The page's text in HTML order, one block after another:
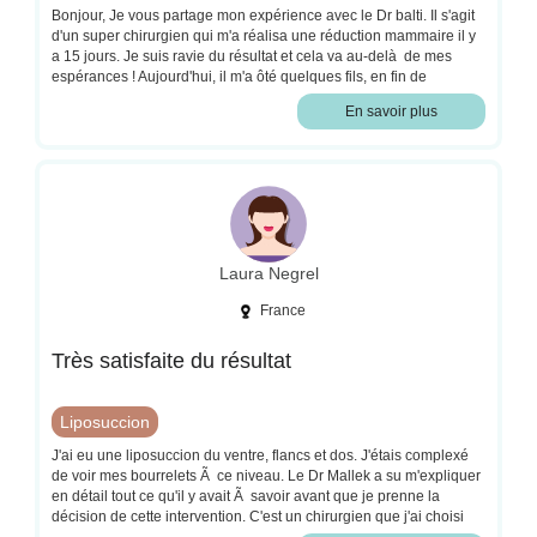
Bonjour, Je vous partage mon expérience avec le Dr balti. Il s'agit
d'un super chirurgien qui m'a réalisa une réduction mammaire il y
a 15 jours. Je suis ravie du résultat et cela va au-delà de mes
espérances ! Aujourd'hui, il m'a ôté quelques fils, en fin de
semaine, l'infirmière enlèvera les autres et je revois le chirurgien
dans 2 mois. J'ai hâte de voir le résultat final. Le Dr balti m'a vu
En savoir plus
Laura Negrel
France
Très satisfaite du résultat
Liposuccion
J'ai eu une liposuccion du ventre, flancs et dos. J'étais complexé
de voir mes bourrelets Ã ce niveau. Le Dr Mallek a su m'expliquer
en détail tout ce qu'il y avait Ã savoir avant que je prenne la
décision de cette intervention. C'est un chirurgien que j'ai choisi